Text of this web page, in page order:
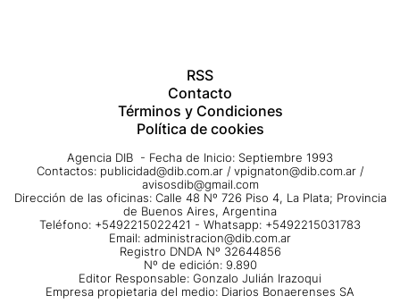
RSS
Contacto
Términos y Condiciones
Política de cookies
Agencia DIB - Fecha de Inicio: Septiembre 1993
Contactos: publicidad@dib.com.ar / vpignaton@dib.com.ar /
avisosdib@gmail.com
Dirección de las oficinas: Calle 48 Nº 726 Piso 4, La Plata; Provincia
de Buenos Aires, Argentina
Teléfono: +5492215022421 - Whatsapp: +5492215031783
Email: administracion@dib.com.ar
Registro DNDA Nº 32644856
Nº de edición: 9.890
Editor Responsable: Gonzalo Julián Irazoqui
Empresa propietaria del medio: Diarios Bonaerenses SA